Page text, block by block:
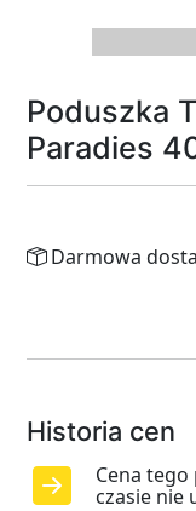
Poduszka
Paradies
Darmowa
Historia cen
Cena
czasie nie